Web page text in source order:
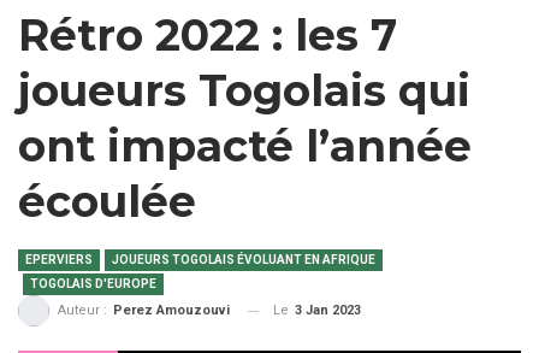
Rétro 2022 : les 7
joueurs Togolais qui
ont impacté l’année
écoulée
EPERVIERS
JOUEURS TOGOLAIS ÉVOLUANT EN AFRIQUE
TOGOLAIS D'EUROPE
Auteur : Perez Amouzouvi Le 3 Jan 2023